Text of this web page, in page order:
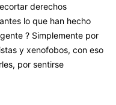
derechos
lo que han hecho
? Simplemente por
y xenofobos, con eso
por sentirse